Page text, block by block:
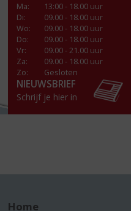
Ma:
13:00 - 18.00 uur
Di:
09.00 - 18.00 uur
Wo:
09.00 - 18.00 uur
Do:
09.00 - 18.00 uur
Vr:
09.00 - 21.00 uur
Za:
09.00 - 18.00 uur
Zo:
Gesloten
NIEUWSBRIEF
Schrijf je hier in
Home